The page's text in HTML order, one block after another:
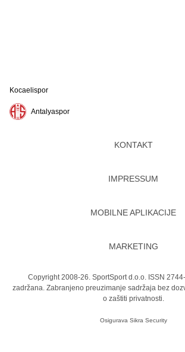
Kocaelispor
Antalyaspor
KONTAKT
IMPRESSUM
MOBILNE APLIKACIJE
MARKETING
Copyright 2008-26. SportSport d.o.o. ISSN
zadržana. Zabranjeno preuzimanje sadržaja bez
o zaštiti privatnosti.
Osigurava Sikra Security